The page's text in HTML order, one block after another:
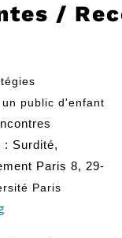
/
public d'enfant
: Surdité,
Paris 8, 29-
Paris